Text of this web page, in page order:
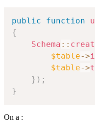
public function
{
Schema ::
$table->
$table->
} ) ;
}
On a :